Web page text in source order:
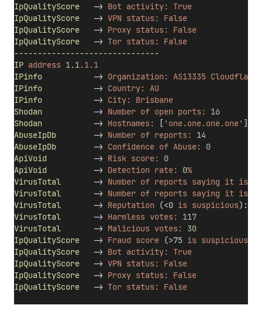
IpQualityScore
   ->
Bot activity: True
IpQualityScore
   ->
VPN status:
False
IpQualityScore
   ->
Proxy status:
False
IpQualityScore
   ->
Tor status:
False
-------------------------------
IP address 1.1.1.1
IPinfo
           ->
Organization: AS13335 Cloudflare,
IPinfo
           ->
Country: AU
IPinfo
           ->
City:
Brisbane
Shodan
           ->
Number of open ports:
16
Shodan
           ->
Hostnames: [ 'one.one.one.one' ]
AbuseIpDb
        ->
Number of reports:
14
AbuseIpDb
        ->
Confidence of Abuse:
0
ApiVoid
          ->
Risk score:
0
ApiVoid
          ->
Detection rate: 0%
VirusTotal
       ->
Number of reports saying it is
VirusTotal
       ->
Number of reports saying it is
VirusTotal
       ->
Reputation (<0 is suspicious):
VirusTotal
       ->
Harmless votes:
117
VirusTotal
       ->
Malicious votes:
30
IpQualityScore
   ->
Fraud score (>75 is suspicious
IpQualityScore
   ->
Bot activity: True
IpQualityScore
   ->
VPN status:
False
IpQualityScore
   ->
Proxy status:
False
IpQualityScore
   ->
Tor status: False